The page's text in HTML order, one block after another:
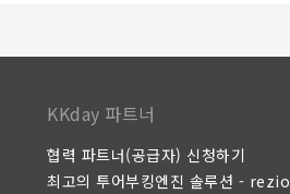
KKday 파트너
협력 파트너(공급자) 신청하기
최고의 투어부킹엔진 솔루션 - rezio